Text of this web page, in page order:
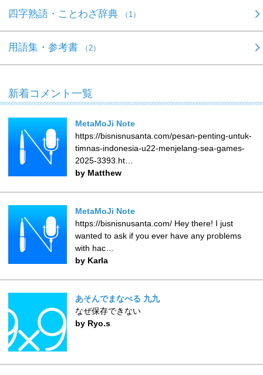
四字熟語・ことわざ辞典 （1）
用語集・参考書 （2）
新着コメント一覧
MetaMoJi Note
https://bisnisnusanta.com/pesan-penting-untuk-
timnas-indonesia-u22-menjelang-sea-games-
2025-3393.ht…
by Matthew
MetaMoJi Note
https://bisnisnusanta.com/ Hey there! I just
wanted to ask if you ever have any problems
with hac…
by Karla
あそんでまなべる 九九
なぜ保存できない
by Ryo.s